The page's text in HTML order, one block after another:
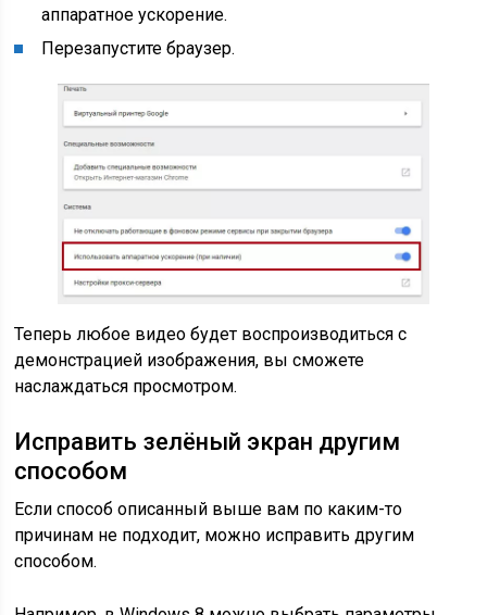
аппаратное ускорение.
Перезапустите браузер.
Теперь любое видео будет воспроизводиться с
демонстрацией изображения, вы сможете
наслаждаться просмотром.
Исправить зелёный экран другим
способом
Если способ описанный выше вам по каким-то
причинам не подходит, можно исправить другим
способом.